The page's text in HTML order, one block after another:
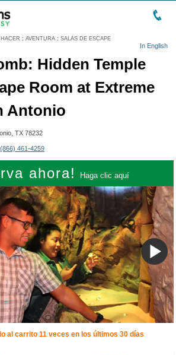
: AVENTURA : SALAS DE ESCAPE
In English
Hidden Temple
Room at Extreme
Antonio
TX 78232
(866) 461-4259
ahora! Haga clic aquí
al carrito 11 veces en los últimos 30 días